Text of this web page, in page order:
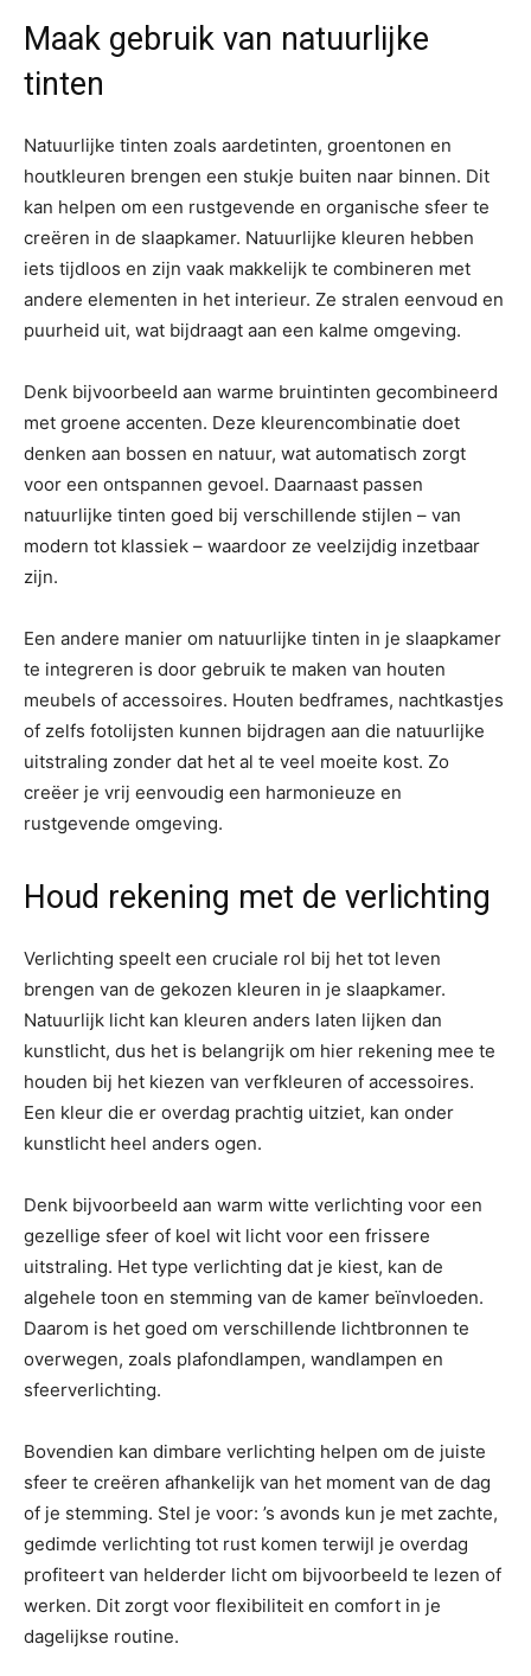
Maak gebruik van natuurlijke
tinten
Natuurlijke tinten zoals aardetinten, groentonen en
houtkleuren brengen een stukje buiten naar binnen. Dit
kan helpen om een rustgevende en organische sfeer te
creëren in de slaapkamer. Natuurlijke kleuren hebben
iets tijdloos en zijn vaak makkelijk te combineren met
andere elementen in het interieur. Ze stralen eenvoud en
puurheid uit, wat bijdraagt aan een kalme omgeving.
Denk bijvoorbeeld aan warme bruintinten gecombineerd
met groene accenten. Deze kleurencombinatie doet
denken aan bossen en natuur, wat automatisch zorgt
voor een ontspannen gevoel. Daarnaast passen
natuurlijke tinten goed bij verschillende stijlen – van
modern tot klassiek – waardoor ze veelzijdig inzetbaar
zijn.
Een andere manier om natuurlijke tinten in je slaapkamer
te integreren is door gebruik te maken van houten
meubels of accessoires. Houten bedframes, nachtkastjes
of zelfs fotolijsten kunnen bijdragen aan die natuurlijke
uitstraling zonder dat het al te veel moeite kost. Zo
creëer je vrij eenvoudig een harmonieuze en
rustgevende omgeving.
Houd rekening met de verlichting
Verlichting speelt een cruciale rol bij het tot leven
brengen van de gekozen kleuren in je slaapkamer.
Natuurlijk licht kan kleuren anders laten lijken dan
kunstlicht, dus het is belangrijk om hier rekening mee te
houden bij het kiezen van verfkleuren of accessoires.
Een kleur die er overdag prachtig uitziet, kan onder
kunstlicht heel anders ogen.
Denk bijvoorbeeld aan warm witte verlichting voor een
gezellige sfeer of koel wit licht voor een frissere
uitstraling. Het type verlichting dat je kiest, kan de
algehele toon en stemming van de kamer beïnvloeden.
Daarom is het goed om verschillende lichtbronnen te
overwegen, zoals plafondlampen, wandlampen en
sfeerverlichting.
Bovendien kan dimbare verlichting helpen om de juiste
sfeer te creëren afhankelijk van het moment van de dag
of je stemming. Stel je voor: ’s avonds kun je met zachte,
gedimde verlichting tot rust komen terwijl je overdag
profiteert van helderder licht om bijvoorbeeld te lezen of
werken. Dit zorgt voor flexibiliteit en comfort in je
dagelijkse routine.